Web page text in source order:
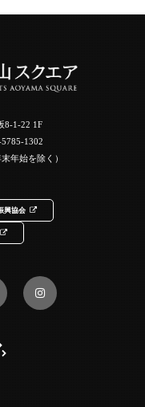
8-1-22 1F
1302
年始を除く）
興協会